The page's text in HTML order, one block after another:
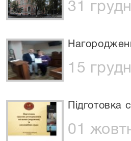
31
15
Підготовка
01